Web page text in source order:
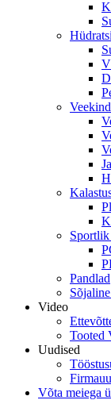
Sportlik
Pandlad
Video
Tooted
Uudised
Võta meiega